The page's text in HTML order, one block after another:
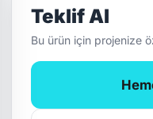
Teklif Al
Bu ürün için projenize